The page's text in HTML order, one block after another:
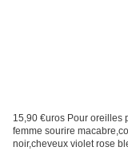
15,90 €uros Pour oreilles
femme sourire
noir,cheveux violet rose